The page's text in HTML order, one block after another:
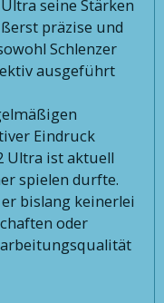
seine Stärken
präzise und
Schlenzer
ausgeführt
Eindruck
Ultra ist aktuell
spielen durfte.
bislang keinerlei
oder